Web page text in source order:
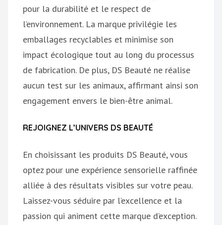
pour la durabilité et le respect de
l’environnement. La marque privilégie les
emballages recyclables et minimise son
impact écologique tout au long du processus
de fabrication. De plus, DS Beauté ne réalise
aucun test sur les animaux, affirmant ainsi son
engagement envers le bien-être animal.
REJOIGNEZ L’UNIVERS DS BEAUTÉ
En choisissant les produits DS Beauté, vous
optez pour une expérience sensorielle raffinée
alliée à des résultats visibles sur votre peau.
Laissez-vous séduire par l’excellence et la
passion qui animent cette marque d’exception.